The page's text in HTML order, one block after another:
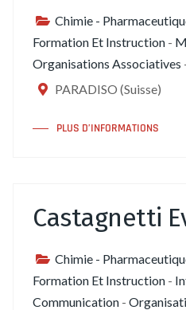
Chimie -
Formation Et Instruction -
Organisations Associatives
PARADISO (Suisse)
PLUS D’INFORMATIONS
Castagnetti
Chimie -
Formation Et Instruction -
Communication -